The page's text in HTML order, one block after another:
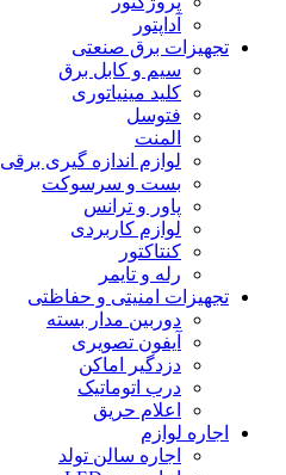
آداپتور
تجهیزات برق صنعتی
سیم و کابل برق
کلید مینیاتورى
فتوسل
المنت
لوازم اندازه گیرى برقى
بست و سرسوکت
پاور و ترانس
لوازم کاربردی
کنتاکتور
رله و تایمر
تجهیزات امنیتى و حفاظتی
دوربین مدار بسته
آیفون تصویری
دزدگیر اماکن
درب اتوماتیک
اعلام حریق
اجاره لوازم
اجاره سالن تولد